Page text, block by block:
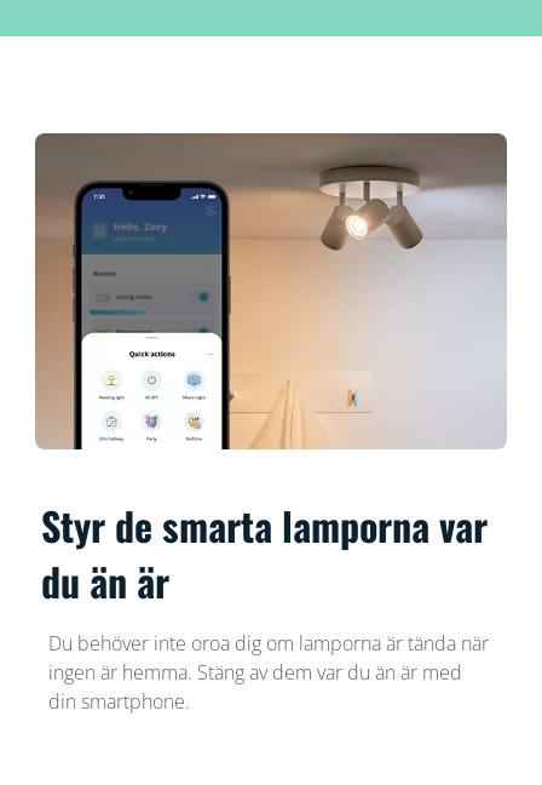
Styr de smarta lamporna var
du än är
Du behöver inte oroa dig om lamporna är tända när
ingen är hemma. Stäng av dem var du än är med
din smartphone.